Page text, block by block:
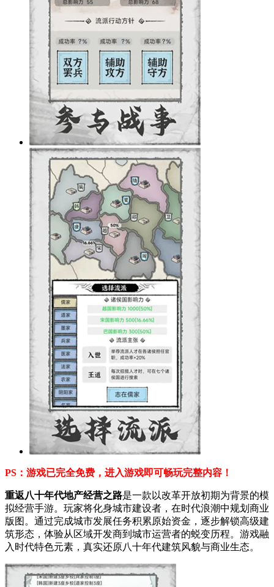
PS：游戏已完全免费，进入游戏即可畅玩完整内容！
重返八十年代地产经营之路是一款以改革开放初期为背景的模
拟经营手游。玩家将化身城市建设者，在时代浪潮中规划商业
版图。通过完成城市发展任务积累原始资金，逐步解锁高级建
筑形态，体验从区域开发商到城市运营者的蜕变历程。游戏融
入时代特色元素，真实还原八十年代建筑风貌与商业生态。